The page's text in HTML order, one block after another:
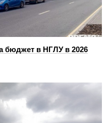
бюджет в НГЛУ в 2026